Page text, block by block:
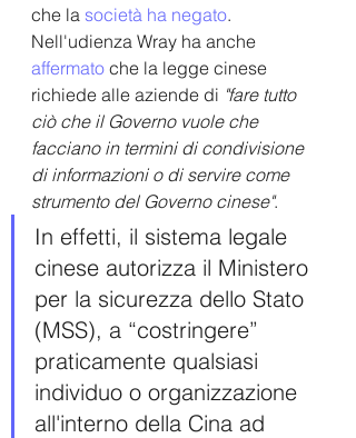
che la società ha negato.
Nell'udienza Wray ha anche
affermato che la legge cinese
richiede alle aziende di "fare tutto
ciò che il Governo vuole che
facciano in termini di condivisione
di informazioni o di servire come
strumento del Governo cinese".
In effetti, il sistema legale
cinese autorizza il Ministero
per la sicurezza dello Stato
(MSS), a “costringere”
praticamente qualsiasi
individuo o organizzazione
all'interno della Cina ad